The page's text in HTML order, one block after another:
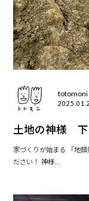
totomoni
土地の神様 下
家づくりが始まる 「地
ださい！ 神様...